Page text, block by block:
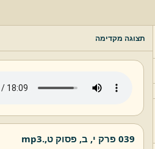
תצוגה מקדימה
039 פרק י, ב, פסוק ט,.
mp3